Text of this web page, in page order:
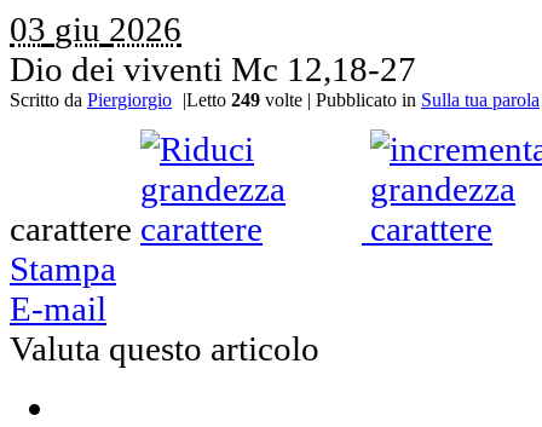
03 giu 2026
Dio dei viventi Mc 12,18-27
Scritto da Piergiorgio |Letto 249 volte | Pubblicato in Sulla tua parola
carattere
Stampa
E-mail
Valuta questo articolo